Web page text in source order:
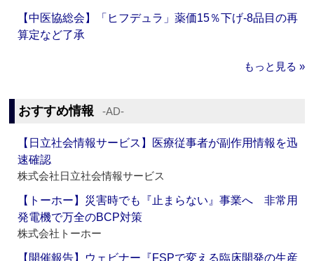
【中医協総会】「ヒフデュラ」薬価15％下げ‐8品目の再
算定など了承
もっと見る »
おすすめ情報 ‐AD‐
【日立社会情報サービス】医療従事者が副作用情報を迅
速確認
株式会社日立社会情報サービス
【トーホー】災害時でも『止まらない』事業へ 非常用
発電機で万全のBCP対策
株式会社トーホー
【開催報告】ウェビナー『FSPで変える臨床開発の生産